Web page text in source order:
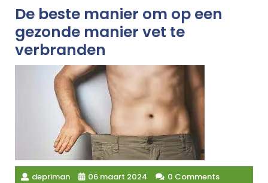
De beste manier om op een
gezonde manier vet te
verbranden
depriman 06 maart 2024 0 Comments